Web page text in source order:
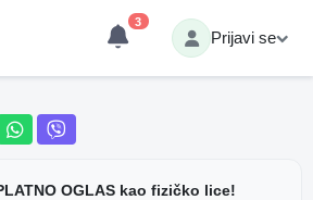
3
Prijavi se
OGLAS kao fizičko lice!